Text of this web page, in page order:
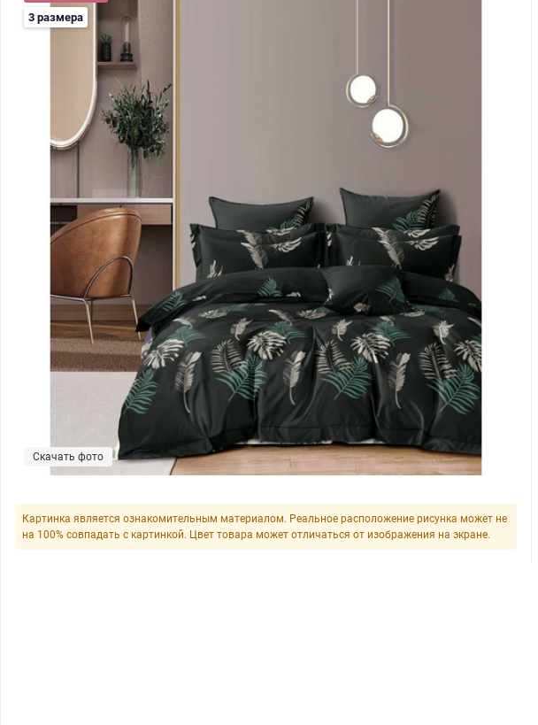
Скачать фото
3 размера
Картинка является ознакомительным материалом. Реальное расположение рисунка может не
на 100% совпадать с картинкой. Цвет товара может отличаться от изображения на экране.